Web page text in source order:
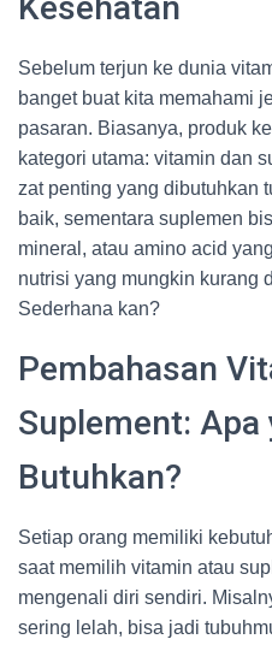
Sebelum terjun ke dunia
banget buat kita memahami
pasaran. Biasanya, produk
kategori utama: vitamin dan
zat penting yang dibutuhkan
baik, sementara suplemen
mineral, atau amino acid
nutrisi yang mungkin kurang
Sederhana kan?
Pembahasan
Suplement: Apa
Butuhkan?
Setiap orang memiliki
saat memilih vitamin atau
mengenali diri sendiri.
sering lelah, bisa jadi